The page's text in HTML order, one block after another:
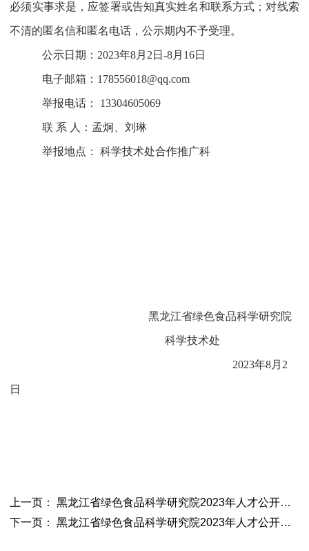
必须实事求是，应签署或告知真实姓名和联系方式；对线索
不清的匿名信和匿名电话，公示期内不予受理。
公示日期：2023年8月2日-8月16日
电子邮箱：178556018@qq.com
举报电话： 13304605069
联 系 人：孟炯、刘琳
举报地点： 科学技术处合作推广科
黑龙江省绿色食品科学研究院
科学技术处
2023年8月2
日
上一页： 黑龙江省绿色食品科学研究院2023年人才公开招聘部分岗位调减公告
下一页： 黑龙江省绿色食品科学研究院2023年人才公开招聘拟录用人员公示